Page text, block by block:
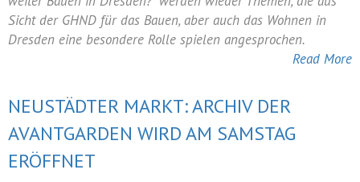
11.
Mai
Trinitatiskirche
Sicht der GHND für das Bauen, aber auch das Wohnen in
Dresden eine besondere Rolle spielen angesprochen.
Read More
NEUSTÄDTER MARKT: ARCHIV DER
AVANTGARDEN WIRD AM SAMSTAG
ERÖFFNET